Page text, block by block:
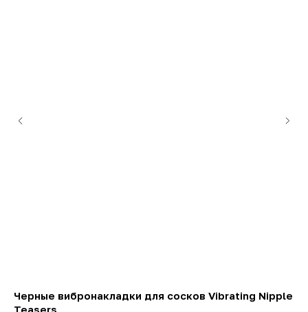
Черные вибронакладки для сосков Vibrating Nipple
Teasers